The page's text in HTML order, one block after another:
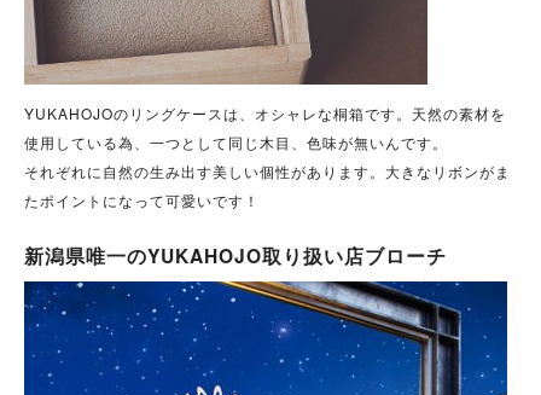
YUKAHOJOのリングケースは、オシャレな桐箱です。天然の素材を
使用している為、一つとして同じ木目、色味が無いんです。
それぞれに自然の生み出す美しい個性があります。大きなリボンがま
たポイントになって可愛いです！
新潟県唯一のYUKAHOJO取り扱い店ブローチ